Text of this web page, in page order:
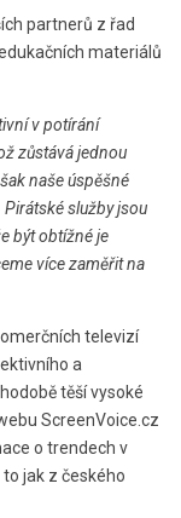
partnerů z řad
materiálů
v potírání
zůstává jednou
naše úspěšné
služby jsou
být obtížné je
více zaměřit na
televizí
a
těší vysoké
ScreenVoice.cz
o trendech v
jak z českého